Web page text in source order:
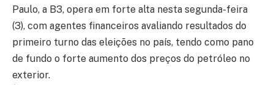
Paulo, a B3, opera em forte alta nesta segunda-feira
(3), com agentes financeiros avaliando resultados do
primeiro turno das eleições no país, tendo como pano
de fundo o forte aumento dos preços do petróleo no
exterior.